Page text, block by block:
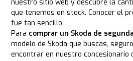
nuestro sitio web y descubre la
que tenemos en stock. Conocer el
fue tan sencillo.
Para comprar un Skoda de
modelo de Skoda que buscas,
encontrar en nuestro concesionario